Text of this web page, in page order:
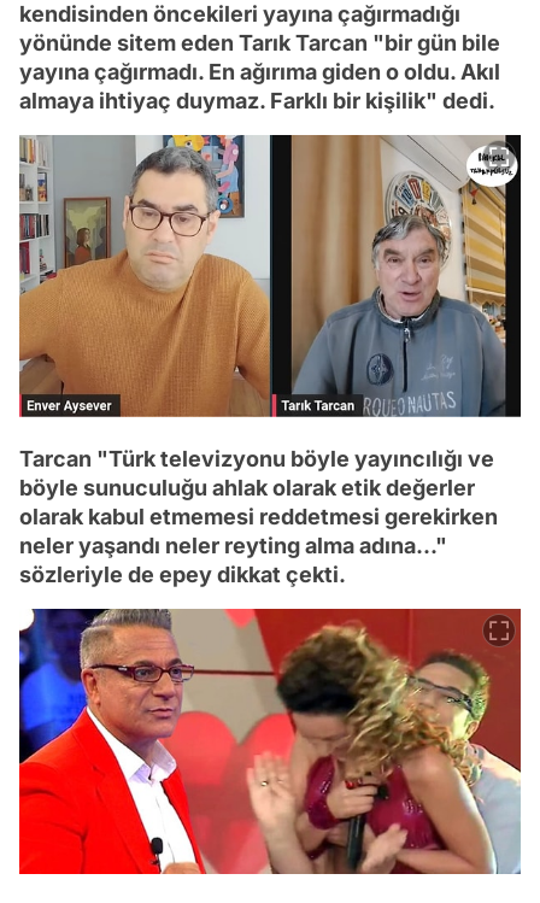
kendisinden öncekileri yayına çağırmadığı
yönünde sitem eden Tarık Tarcan "bir gün bile
yayına çağırmadı. En ağırıma giden o oldu. Akıl
almaya ihtiyaç duymaz. Farklı bir kişilik" dedi.
Tarcan "Türk televizyonu böyle yayıncılığı ve
böyle sunuculuğu ahlak olarak etik değerler
olarak kabul etmemesi reddetmesi gerekirken
neler yaşandı neler reyting alma adına..."
sözleriyle de epey dikkat çekti.